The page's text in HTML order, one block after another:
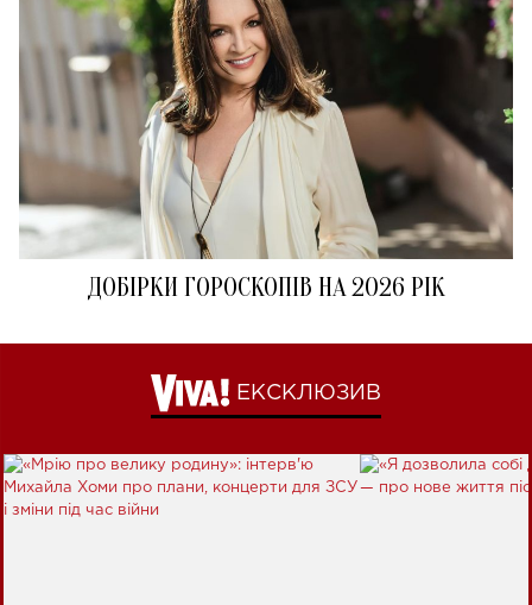
ДОБІРКИ ГОРОСКОПІВ НА 2026 РІК
ЕКСКЛЮЗИВ